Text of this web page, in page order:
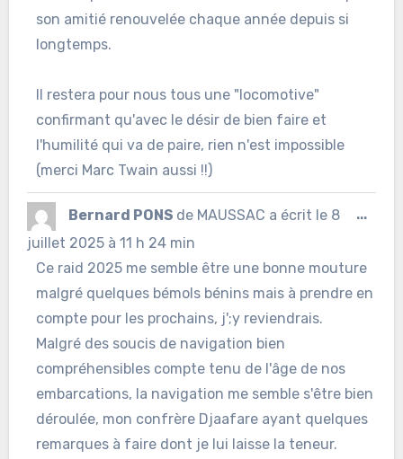
son amitié renouvelée chaque année depuis si
longtemps.
Il restera pour nous tous une "locomotive"
confirmant qu'avec le désir de bien faire et
l'humilité qui va de paire, rien n'est impossible
(merci Marc Twain aussi !!)
Bernard PONS de MAUSSAC a écrit le8
juillet 2025 à 11 h 24 min
Ce raid 2025 me semble être une bonne mouture
malgré quelques bémols bénins mais à prendre en
compte pour les prochains, j';y reviendrais.
Malgré des soucis de navigation bien
compréhensibles compte tenu de l'âge de nos
embarcations, la navigation me semble s'être bien
déroulée, mon confrère Djaafare ayant quelques
remarques à faire dont je lui laisse la teneur.
...
boîte